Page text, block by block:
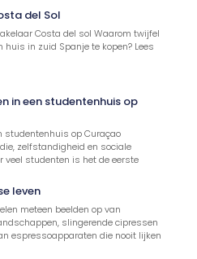
del Sol
Costa del sol Waarom twijfel
huis in zuid Spanje te kopen? Lees
in een studentenhuis op
studentenhuis op Curaçao
zelfstandigheid en sociale
veel studenten is het de eerste
leven
meteen beelden op van
slingerende cipressen
espressoapparaten die nooit lijken